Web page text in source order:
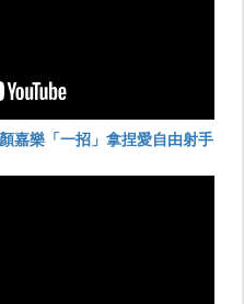
嘉樂「一招」拿捏愛自由射手